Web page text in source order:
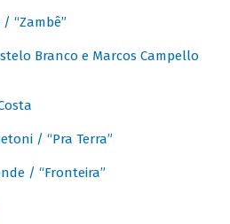
“Zambê”
Branco e Marcos Campello
/ “Pra Terra”
/ “Fronteira”